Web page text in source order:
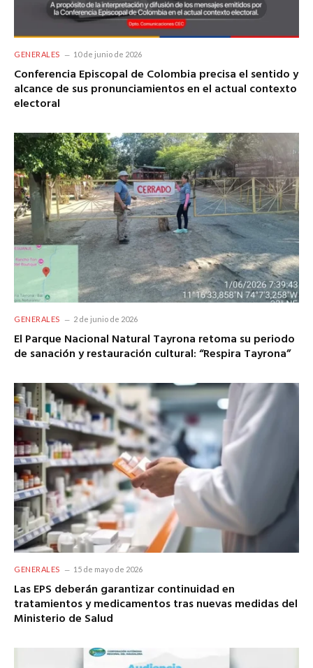
GENERALES 10 de junio de 2026
Conferencia Episcopal de Colombia precisa el sentido y
alcance de sus pronunciamientos en el actual contexto
electoral
GENERALES 2 de junio de 2026
El Parque Nacional Natural Tayrona retoma su periodo
de sanación y restauración cultural: “Respira Tayrona”
GENERALES 15 de mayo de 2026
Las EPS deberán garantizar continuidad en
tratamientos y medicamentos tras nuevas medidas del
Ministerio de Salud